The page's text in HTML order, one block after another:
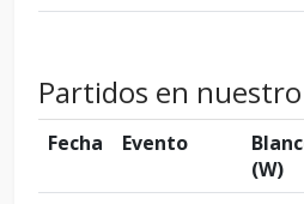
Partidos en
Fecha Evento
(W)